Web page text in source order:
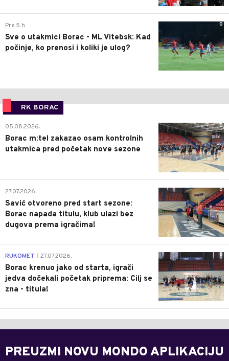
0
Pre 5 h
Sve o utakmici Borac - ML Vitebsk: Kad
počinje, ko prenosi i koliki je ulog?
RK BORAC
0
05.08.2026.
Borac m:tel zakazao osam kontrolnih
utakmica pred početak nove sezone
0
27.07.2026.
Savić otvoreno pred start sezone:
Borac napada titulu, klub ulazi bez
dugova prema igračima!
0
RUKOMET 27.07.2026.
Borac krenuo jako od starta, igrači
jedva dočekali početak priprema: Cilj se
zna - titula!
PREUZMI NOVU MONDO APLIKACIJU